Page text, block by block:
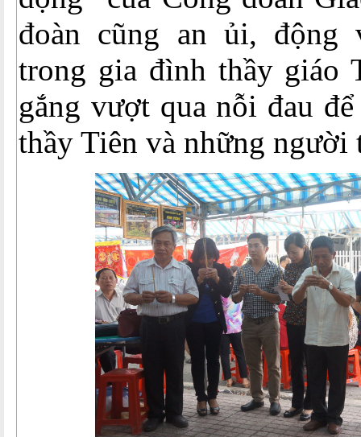
đoàn cũng an ủi, động
trong gia đình thầy giáo
gắng vượt qua nỗi đau
thầy Tiên và những người